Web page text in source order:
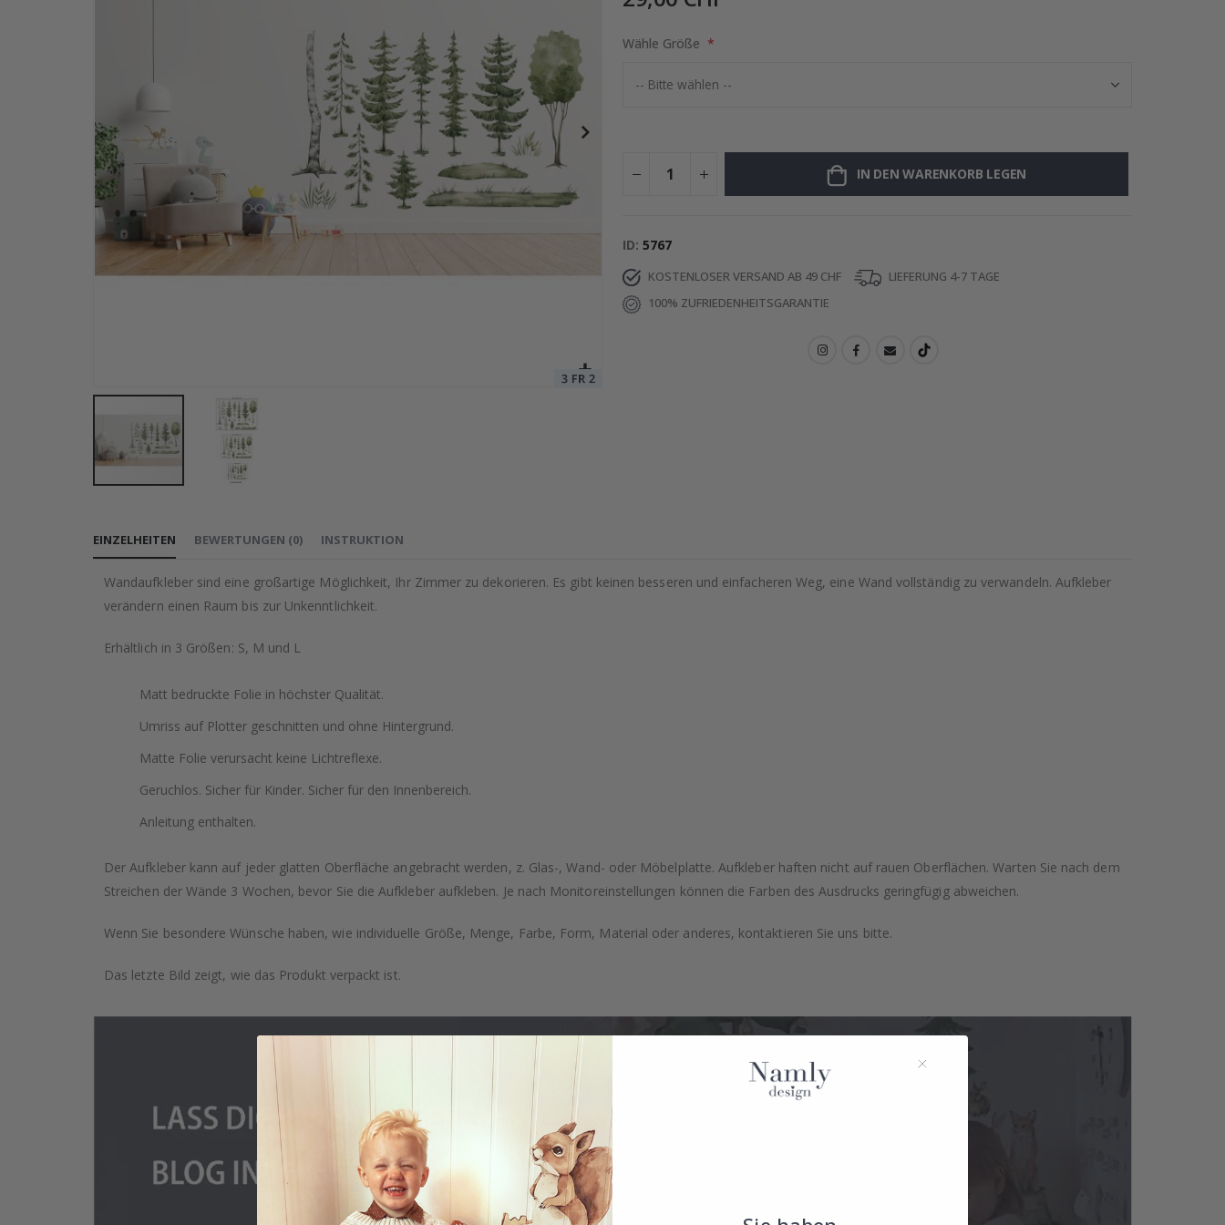
Namensaufkleber Selbstklebende für kleidung - 30x13mm -70 Stck
der
springen
Wähle Größe
IN DEN WARENKORB LEGEN
ID 5767
KOSTENLOSER VERSAND AB 49 CHF
LIEFERUNG 4-7 TAGE
100% ZUFRIEDENHEITSGARANTIE
EINZELHEITEN
Wandaufkleber sind eine großartige Möglichkeit, Ihr Zimmer zu dekorieren. Es gibt keinen besseren und einfacheren Weg, eine Wand vollständig zu verwandeln. Aufkleber
verändern einen Raum bis zur Unkenntlichkeit.
Erhältlich in 3 Größen: S, M und L
Matt bedruckte Folie in höchster Qualität.
Umriss auf Plotter geschnitten und ohne Hintergrund.
Matte Folie verursacht keine Lichtreflexe.
Geruchlos. Sicher für Kinder. Sicher für den Innenbereich.
Anleitung enthalten.
Der Aufkleber kann auf jeder glatten Oberfläche angebracht werden, z. Glas-, Wand- oder Möbelplatte. Aufkleber haften nicht auf rauen Oberflächen. Warten Sie nach dem
Streichen der Wände 3 Wochen, bevor Sie die Aufkleber aufkleben. Je nach Monitoreinstellungen können die Farben des Ausdrucks geringfügig abweichen.
Wenn Sie besondere Wünsche haben, wie individuelle Größe, Menge, Farbe, Form, Material oder anderes, kontaktieren Sie uns bitte.
Das letzte Bild zeigt, wie das Produkt verpackt ist.
BEWERTUNGEN (0) INSTRUKTION